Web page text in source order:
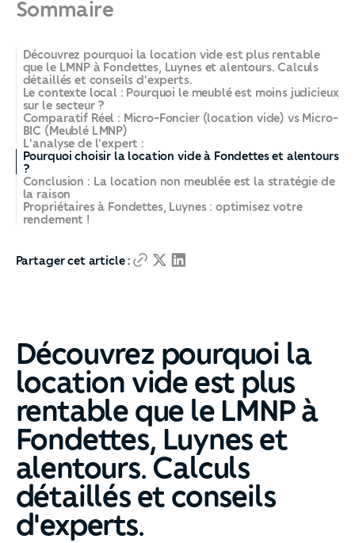
Sommaire
Découvrez pourquoi la location vide est plus rentable
que le LMNP à Fondettes, Luynes et alentours. Calculs
détaillés et conseils d'experts.
Le contexte local : Pourquoi le meublé est moins judicieux
sur le secteur ?
Comparatif Réel : Micro-Foncier (location vide) vs Micro-
BIC (Meublé LMNP)
L'analyse de l'expert :
Pourquoi choisir la location vide à Fondettes et alentours
?
Conclusion : La location non meublée est la stratégie de
la raison
Propriétaires à Fondettes, Luynes : optimisez votre
rendement !
Partager cet article :
Découvrez pourquoi la
location vide est plus
rentable que le LMNP à
Fondettes, Luynes et
alentours. Calculs
détaillés et conseils
d'experts.